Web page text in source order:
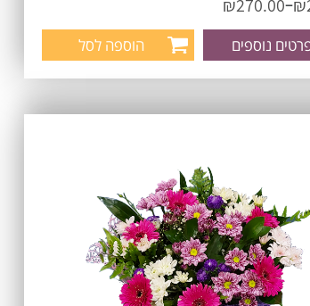
₪
₪270.00
נוספים הוספה לסל